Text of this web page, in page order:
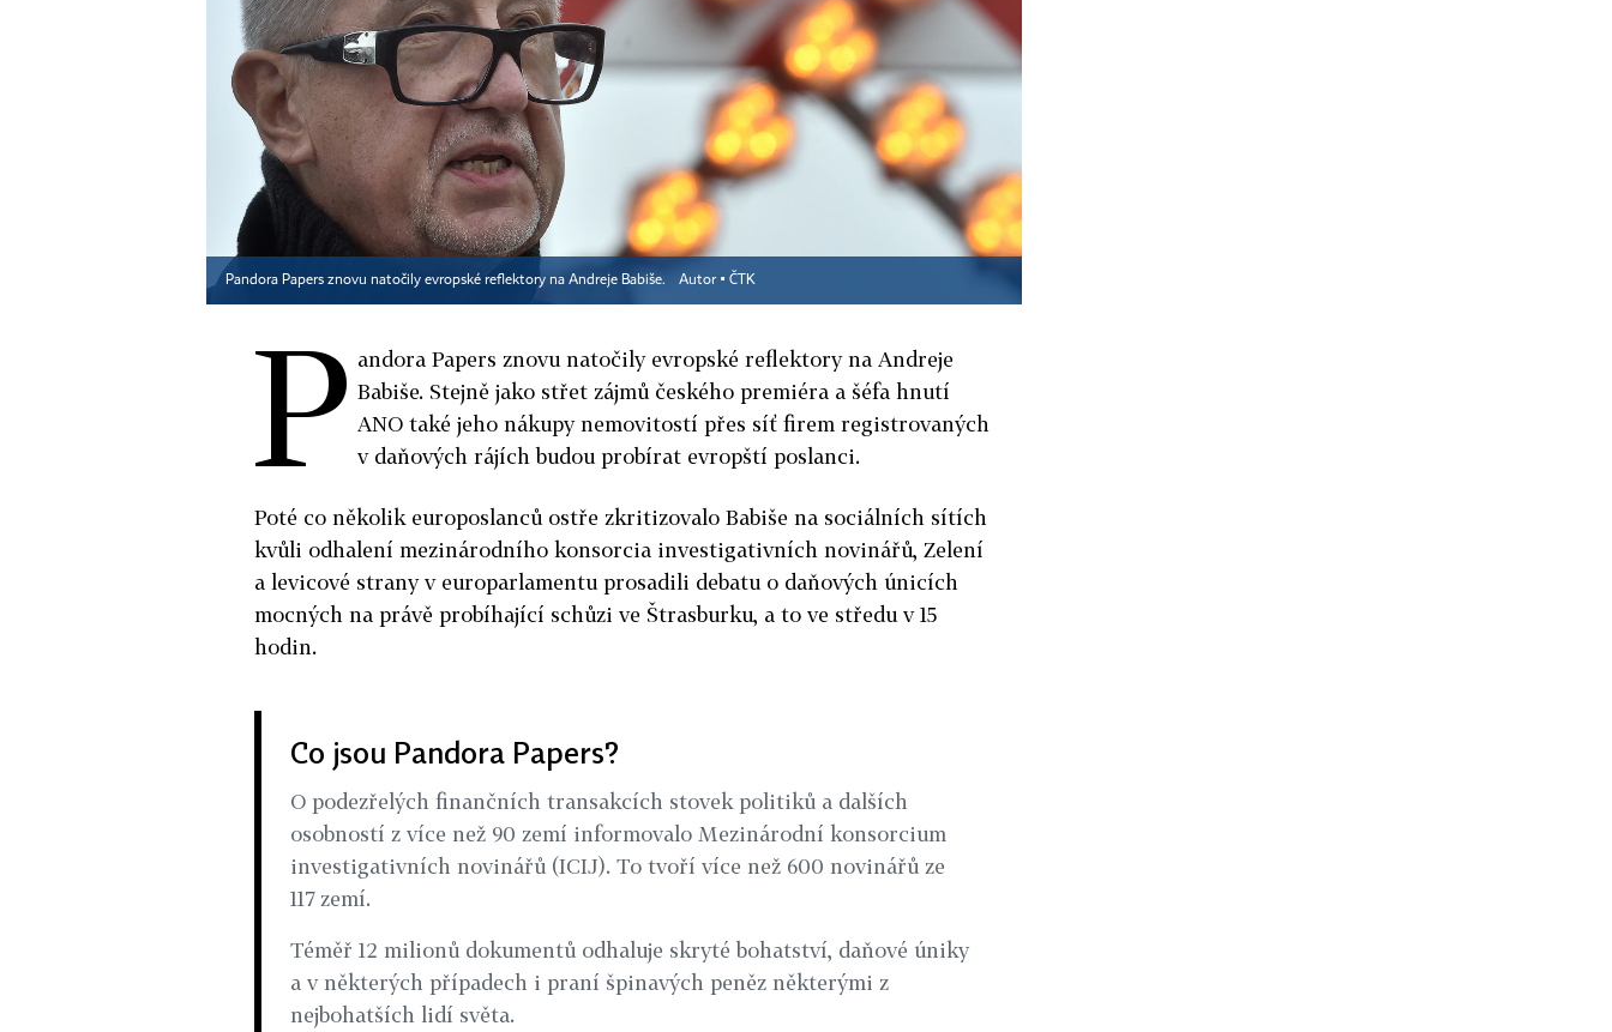
Pandora Papers znovu natočily evropské reflektory na Andreje Babiše. Autor ▪ ČTK
P andora Papers znovu natočily evropské reflektory na Andreje
Babiše. Stejně jako střet zájmů českého premiéra a šéfa hnutí
ANO také jeho nákupy nemovitostí přes síť firem registrovaných
v daňových rájích budou probírat evropští poslanci.
Poté co několik europoslanců ostře zkritizovalo Babiše na sociálních sítích
kvůli odhalení mezinárodního konsorcia investigativních novinářů, Zelení
a levicové strany v europarlamentu prosadili debatu o daňových únicích
mocných na právě probíhající schůzi ve Štrasburku, a to ve středu v 15
hodin.
Co jsou Pandora Papers?
O podezřelých finančních transakcích stovek politiků a dalších
osobností z více než 90 zemí informovalo Mezinárodní konsorcium
investigativních novinářů (ICIJ). To tvoří více než 600 novinářů ze
117 zemí.
Téměř 12 milionů dokumentů odhaluje skryté bohatství, daňové úniky
a v některých případech i praní špinavých peněz některými z
nejbohatších lidí světa.